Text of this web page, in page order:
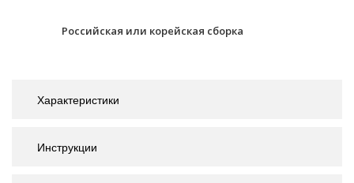
Российская или корейская сборка
Характеристики
Инструкции